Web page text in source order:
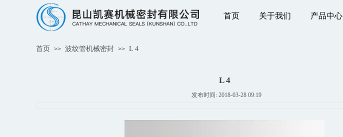
首页 关于我们 产品中心
首页 >> 波纹管机械密封 >> L 4
L 4
发布时间: 2018-03-28 09:19